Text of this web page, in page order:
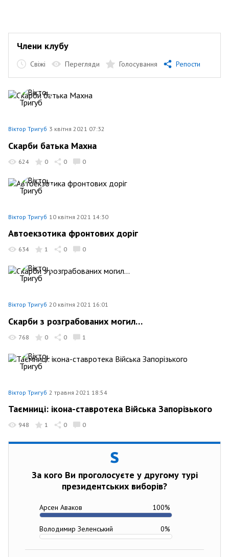
Члени клубу
Свіжі Перегляди Голосування Репости
Віктор Тригуб 3 квітня 2021 07:32
Скарби батька Махна
624 0 0 0
Віктор Тригуб 10 квітня 2021 14:30
Автоекзотика фронтових доріг
634 1 0 0
Віктор Тригуб 20 квітня 2021 16:01
Скарби з розграбованих могил…
768 0 0 1
Віктор Тригуб 2 травня 2021 18:54
Таємниці: ікона-ставротека Війська Запорізького
948 1 0 0
За кого Ви проголосуєте у другому турі
президентських виборів?
Арсен Аваков 100%
Володимир Зеленський 0%